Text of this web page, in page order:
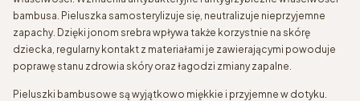
bambusa. Pieluszka samosterylizuje się, neutralizuje nieprzyjemne
zapachy. Dzięki jonom srebra wpływa także korzystnie na skórę
dziecka, regularny kontakt z materiałami je zawierającymi powoduje
poprawę stanu zdrowia skóry oraz łagodzi zmiany zapalne.
Pieluszki bambusowe są wyjątkowo miękkie i przyjemne w dotyku.